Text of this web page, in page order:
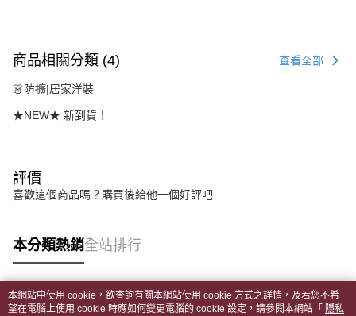
商品相關分類 (4) 查看全部
👗防擴|居家洋裝
★NEW★ 新到貨！
評價
喜歡這個商品嗎？購買後給他一個好評吧
本分類熱銷全站排行
熱門標籤
本網站中使用 cookie，欲查詢有關本網站使用 cookie 方式之詳情，及若您不希
望在電腦上使用 cookie 時應如何變更電腦的 cookie 設定，請參閱本網站「 隱私